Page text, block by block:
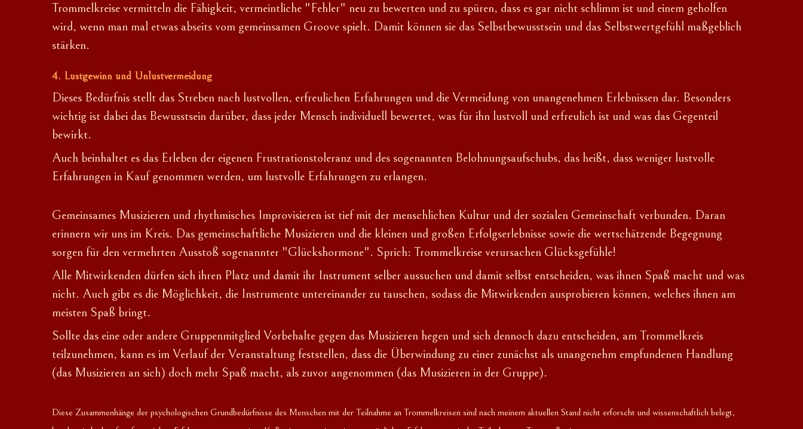
Trommelkreise vermitteln die Fähigkeit, vermeintliche "Fehler" neu zu bewerten und zu spüren, dass es gar nicht schlimm ist und einem geholfen
wird, wenn man mal etwas abseits vom gemeinsamen Groove spielt. Damit können sie das Selbstbewusstsein und das Selbstwertgefühl maßgeblich
stärken.
Lustgewinn und Unlustvermeidung
Dieses Bedürfnis stellt das Streben nach lustvollen, erfreulichen Erfahrungen und die Vermeidung von unangenehmen Erlebnissen dar. Besonders
wichtig ist dabei das Bewusstsein darüber, dass jeder Mensch individuell bewertet, was für ihn lustvoll und erfreulich ist und was das Gegenteil
bewirkt.
Auch beinhaltet es das Erleben der eigenen Frustrationstoleranz und des sogenannten Belohnungsaufschubs, das heißt, dass weniger lustvolle
Erfahrungen in Kauf genommen werden, um lustvolle Erfahrungen zu erlangen.
Gemeinsames Musizieren und rhythmisches Improvisieren ist tief mit der menschlichen Kultur und der sozialen Gemeinschaft verbunden. Daran
erinnern wir uns im Kreis. Das gemeinschaftliche Musizieren und die kleinen und großen Erfolgserlebnisse sowie die wertschätzende Begegnung
sorgen für den vermehrten Ausstoß sogenannter "Glückshormone". Sprich: Trommelkreiseverursachen Glücksgefühle!
Alle Mitwirkenden dürfen sich ihren Platz und damit ihr Instrument selber aussuchen und damit selbst entscheiden, was ihnen Spaß macht und was
nicht. Auch gibt es die Möglichkeit, die Instrumente untereinander zu tauschen, sodass die Mitwirkenden ausprobieren können, welches ihnen am
meisten Spaß bringt.
Sollte das eine oder andere Gruppenmitglied Vorbehalte gegen das Musizieren hegen und sich dennoch dazu entscheiden, am Trommelkreis
teilzunehmen, kann es im Verlauf der Veranstaltung feststellen, dass die Überwindung zu einer zunächst als unangenehm empfundenen Handlung
(das Musizieren an sich) doch mehr Spaß macht, als zuvor angenommen (das Musizieren in der Gruppe).
Diese Zusammenhänge der psychologischen Grundbedürfnisse des Menschen mit der Teilnahme an Trommelkreisen sind nach meinem aktuellen Stand nicht erforscht und wissenschaftlich belegt,